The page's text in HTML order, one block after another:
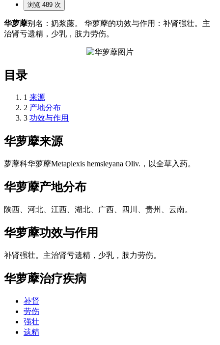
浏览 489 次
华萝藦别名：奶浆藤。 华萝藦的功效与作用：补肾强壮。主
治肾亏遗精，少乳，肢力劳伤。
目录
1 来源
2 产地分布
3 功效与作用
华萝藦来源
萝藦科华萝藦Metaplexis hemsleyana Oliv.，以全草入药。
华萝藦产地分布
陕西、河北、江西、湖北、广西、四川、贵州、云南。
华萝藦功效与作用
补肾强壮。主治肾亏遗精，少乳，肢力劳伤。
华萝藦治疗疾病
补肾
劳伤
强壮
遗精